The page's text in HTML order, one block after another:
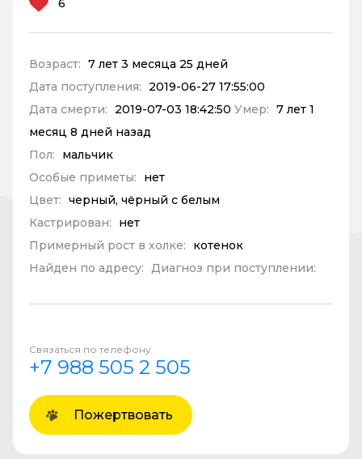
6
Возраст: 7 лет 3 месяца 25 дней
Дата поступления:
2019-06-27 17:55:00
Дата смерти:
2019-07-03 18:42:50 Умер: 7 лет 1
месяц 8 дней назад
Пол:
мальчик
Особые приметы:
нет
Цвет: черный, чёрный с белым
Кастрирован:
нет
Примерный рост в холке:
котенок
Найден по адресу: Диагноз при поступлении:
Связаться по телефону
+7 988 505 2 505
Пожертвовать